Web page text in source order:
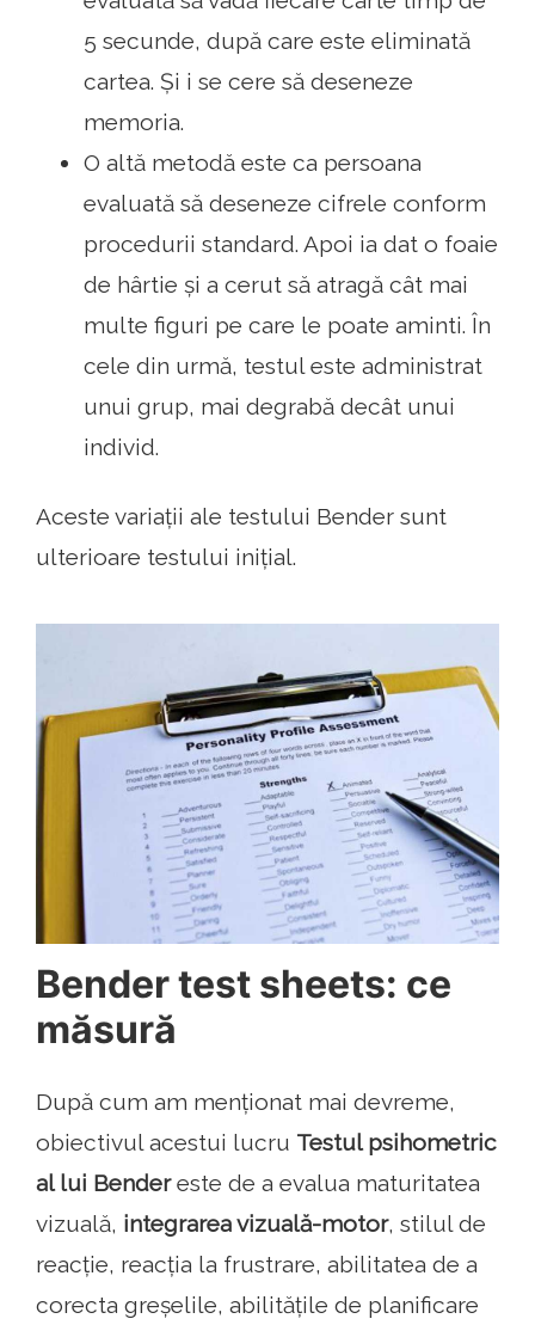
5 secunde, după care este eliminată
cartea. Și i se cere să deseneze
memoria.
O altă metodă este ca persoana
evaluată să deseneze cifrele conform
procedurii standard. Apoi ia dat o foaie
de hârtie și a cerut să atragă cât mai
multe figuri pe care le poate aminti. În
cele din urmă, testul este administrat
unui grup, mai degrabă decât unui
individ.
Aceste variații ale testului Bender sunt
ulterioare testului inițial.
Bender test sheets: ce
măsură
După cum am menționat mai devreme,
obiectivul acestui lucru Testul psihometric
al lui Bendereste de a evalua maturitatea
vizuală, integrarea vizuală-motor, stilul de
reacție, reacția la frustrare, abilitatea de a
corecta greșelile, abilitățile de planificare